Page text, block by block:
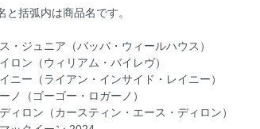
括弧内は商品名です。
・ジュニア（バッバ・ウィールハウス）
ロン（ウィリアム・バイレヴ）
ニー（ライアン・インサイド・レイニー）
ノ（ゴーゴー・ロガーノ）
ィロン（カースティン・エース・ディロン）